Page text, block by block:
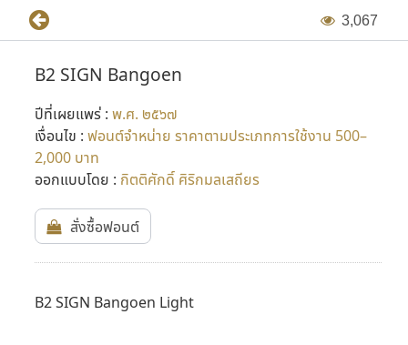
3,067
B2 SIGN Bangoen
ปีที่เผยแพร่ : พ.ศ. ๒๕๖๗
เงื่อนไข : ฟอนต์จำหน่าย ราคาตามประเภทการใช้งาน 500–
2,000 บาท
ออกแบบโดย : กิตติศักดิ์ ศิริกมลเสถียร
สั่งซื้อฟอนต์
B2 SIGN Bangoen Light